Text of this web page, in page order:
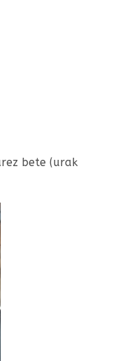
bete (urak